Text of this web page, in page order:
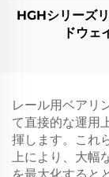
HGHシリーズ
ドウェ
レール用ベアリ
て直接的な運用
揮します。これ
上により、大幅